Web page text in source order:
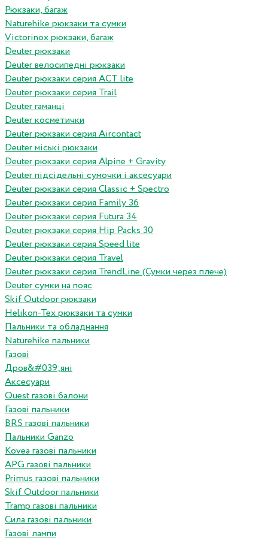
Рюкзаки, багаж
Naturehike рюкзаки та сумки
Victorinox рюкзаки, багаж
Deuter рюкзаки
Deuter велосипедні рюкзаки
Deuter рюкзаки серия ACT lite
Deuter рюкзаки серия Trail
Deuter гаманці
Deuter косметички
Deuter рюкзаки серия Aircontact
Deuter міські рюкзаки
Deuter рюкзаки серия Alpine + Gravity
Deuter підсідельні сумочки і аксесуари
Deuter рюкзаки серия Classic + Spectro
Deuter рюкзаки серия Family 36
Deuter рюкзаки серия Futura 34
Deuter рюкзаки серия Hip Packs 30
Deuter рюкзаки серия Speed lite
Deuter рюкзаки серия Travel
Deuter рюкзаки серия TrendLine (Сумки через плече)
Deuter сумки на пояс
Skif Outdoor рюкзаки
Helikon-Tex рюкзаки та сумки
Пальники та обладнання
Naturehike пальники
Газові
Дров&#039;яні
Аксесуари
Quest газові балони
Газові пальники
BRS газові пальники
Пальники Ganzo
Kovea газові пальники
APG газові пальники
Primus газові пальники
Skif Outdoor пальники
Tramp газові пальники
Сила газові пальники
Газові лампи